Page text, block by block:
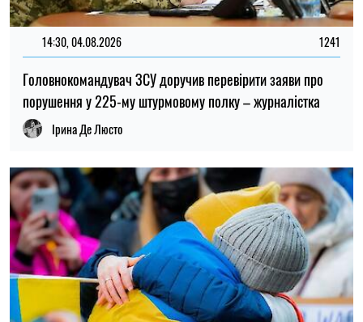
13:59, 03.08.2026 1034
За роки війни Росія могла викрасти понад мільйон
Ірина Де Люсто
ОСТАННІ НОВИНИ
18:00
06.08.26
Вчені поставили під сумнів міф про
“тупість” вимерлого птаха додо